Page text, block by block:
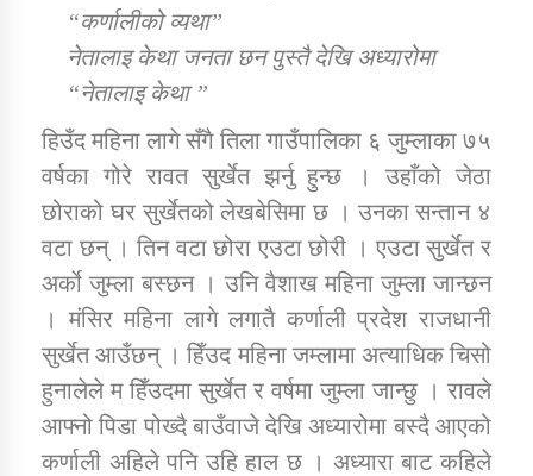
डिभिजन कार्यालय जुम्लाको सुचना सन्देश
कर्णाली प्रविधि शिक्षालय जुम्लाको सुचना
सामाजिक बिकास कार्यालय जुम्लाकाे सुचना
“कर्णालीको व्यथा”
नेतालाइ केथा जनता छन पुस्तै देखि अध्यारोमा
“नेतालाइ केथा ”
हिउँद महिना लागे सँगै तिला गाउँपालिका ६ जुम्लाका ७५
वर्षका गोरे रावत सुर्खेत झर्नु हुन्छ । उहाँको जेठा
छोराको घर सुर्खेतको लेखबेसिमा छ । उनका सन्तान ४
वटा छन् । तिन वटा छोरा एउटा छोरी । एउटा सुर्खेत र
अर्काे जुम्ला बस्छन । उनि वैशाख महिना जुम्ला जान्छन
। मंसिर महिना लागे लगातै कर्णाली प्रदेश राजधानी
सुर्खेत आउँछन् । हिँउद महिना जम्लामा अत्याधिक चिसो
हुनालेले म हिँउदमा सुर्खेत र वर्षमा जुम्ला जान्छु । रावले
आफ्नो पिडा पोख्दै बाउँवाजे देखि अध्यारोमा बस्दै आएको
कर्णाली अहिले पनि उहि हाल छ । अध्यारा बाट कहिले